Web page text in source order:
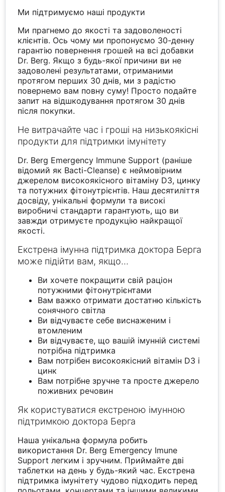
Ми підтримуємо наші продукти
Ми прагнемо до якості та задоволеності
клієнтів. Ось чому ми пропонуємо 30-денну
гарантію повернення грошей на всі добавки
Dr. Berg. Якщо з будь-якої причини ви не
задоволені результатами, отриманими
протягом перших 30 днів, ми з радістю
повернемо вам повну суму! Просто подайте
запит на відшкодування протягом 30 днів
після покупки.
Не витрачайте час і гроші на низькоякісні
продукти для підтримки імунітету
Dr. Berg Emergency Immune Support (раніше
відомий як Bacti-Cleanse) є неймовірним
джерелом високоякісного вітаміну D3, цинку
та потужних фітонутрієнтів. Наш десятиліття
досвіду, унікальні формули та високі
виробничі стандарти гарантують, що ви
завжди отримуєте продукцію найкращої
якості.
Екстрена імунна підтримка доктора Берга
може підійти вам, якщо...
Ви хочете покращити свій раціон
потужними фітонутрієнтами
Вам важко отримати достатню кількість
сонячного світла
Ви відчуваєте себе виснаженим і
втомленим
Ви відчуваєте, що вашій імунній системі
потрібна підтримка
Вам потрібен високоякісний вітамін D3 і
цинк
Вам потрібне зручне та просте джерело
поживних речовин
Як користуватися екстреною імунною
підтримкою доктора Берга
Наша унікальна формула робить
використання Dr. Berg Emergency Imune
Support легким і зручним. Приймайте дві
таблетки на день у будь-який час. Екстрена
підтримка імунітету чудово підходить перед